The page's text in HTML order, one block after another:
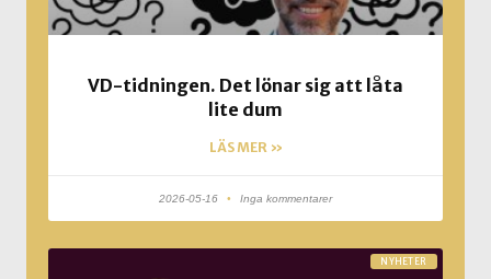
VD-tidningen. Det lönar sig att låta
lite dum
LÄS MER »
2026-05-16 Inga kommentarer
NYHETER